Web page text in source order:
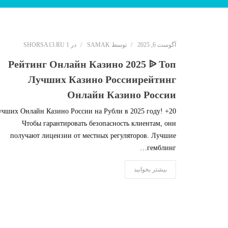
آگوست 6, 2025 توسط SAMAK در SHORSA13.RU 1
Рейтинг Онлайн Казино 2025 ᐉ Топ
Лучших Казино Россиирейтинг
Онлайн Казино России
Лучших Онлайн Казино России на Рубли в 2025 году!
Чтобы гарантировать безопасность клиентам, они
получают лицензии от местных регуляторов. Лучшие
гемблинг…
بیشتر بخوانید